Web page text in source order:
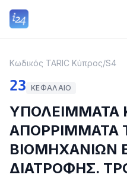
Κωδικός TARIC Κύπρος/S4
23 ΚΕΦΆΛΑΙΟ
ΥΠΟΛΕΙΜΜΑΤΑ
ΑΠΟΡΡΙΜΜΑΤΑ
ΒΙΟΜΗΧΑΝΙΩΝ
ΔΙΑΤΡΟΦΗΣ.